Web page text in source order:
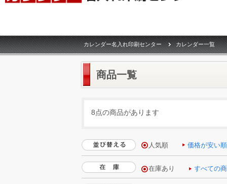
カレンダー名入れ印刷センター カレンダー一覧
商品一覧
8点の商品があります
人気順 価格が安い順